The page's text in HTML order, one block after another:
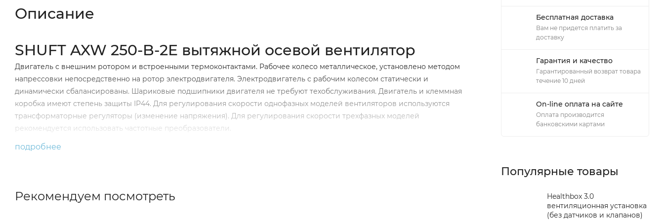
Описание
SHUFT AXW 250-B-2E вытяжной осевой вентилятор
Двигатель с внешним ротором и встроенными термоконтактами. Рабочее колесо металлическое, установлено методом
напрессовки непосредственно на ротор электродвигателя. Электродвигатель с рабочим колесом статически и
динамически сбалансированы. Шариковые подшипники двигателя не требуют техобслуживания. Двигатель и клеммная
коробка имеют степень защиты IP44. Для регулирования скорости однофазных моделей вентиляторов используются
трансформаторные регуляторы (изменение напряжения). Для регулирования скорости трехфазных моделей
рекомендуется использовать частотные преобразователи.
Исполнение вентилятора:
"350" Типоразмер рабочего колеса, мм
подробнее
Рекомендуем посмотреть
Бесплатная доставка
Вам не придется платить за
доставку
Гарантия и качество
Гарантированный возврат товара
течение 10 дней
On-line оплата на сайте
Оплата производится
банковскими картами
Популярные товары
Healthbox 3.0
вентиляционная установка
(без датчиков и клапанов)